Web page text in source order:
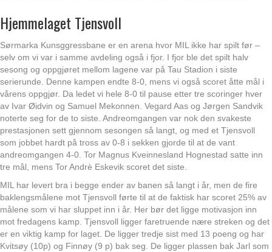
Hjemmelaget Tjensvoll
Sørmarka Kunsggressbane er en arena hvor MIL ikke har spilt før –
selv om vi var i samme avdeling også i fjor. I fjor ble det spilt halv
sesong og oppgjøret mellom lagene var på Tau Stadion i siste
serierunde. Denne kampen endte 8-0, mens vi også scoret åtte mål i
vårens oppgjør. Da ledet vi hele 8-0 til pause etter tre scoringer hver
av Ivar Øidvin og Samuel Mekonnen. Vegard Aas og Jørgen Sandvik
noterte seg for de to siste. Andreomgangen var nok den svakeste
prestasjonen sett gjennom sesongen så langt, og med et Tjensvoll
som jobbet hardt på tross av 0-8 i sekken gjorde til at de vant
andreomgangen 4-0. Tor Magnus Kveinnesland Hognestad satte inn
tre mål, mens Tor Andrè Eskevik scoret det siste.
MIL har levert bra i begge ender av banen så langt i år, men de fire
baklengsmålene mot Tjensvoll førte til at de faktisk har scoret 25% av
målene som vi har sluppet inn i år. Her bør det ligge motivasjon inn
mot fredagens kamp. Tjensvoll ligger faretruende nære streken og det
er en viktig kamp for laget. De ligger tredje sist med 13 poeng og har
Kvitsøy (10p) og Finnøy (9 p) bak seg. De ligger plassen bak Jarl som